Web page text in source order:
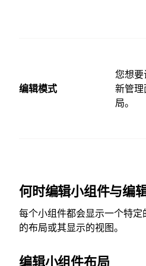
编辑模式
您想要
新管理
局。
何时编辑小组件与编
每个小组件都会显示一个特
的布局或其显示的视图。
编辑小组件布局